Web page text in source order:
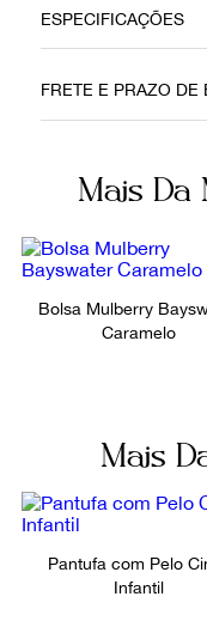
ESPECIFICAÇÕES
Pelo
Zíper
Ocasião
Dia a Dia
FRETE E PRAZO DE
Mais Da
Bolsa Mulberry
Caramelo
Mais
Pantufa com Pelo
Infantil